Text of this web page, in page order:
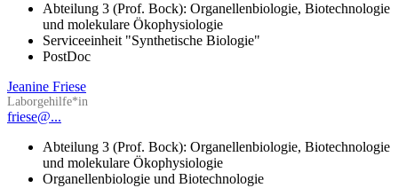
Abteilung 3 (Prof. Bock): Organellenbiologie, Biotechnologie
und molekulare Ökophysiologie
Serviceeinheit "Synthetische Biologie"
PostDoc
Jeanine Friese
Laborgehilfe*in
friese@...
Abteilung 3 (Prof. Bock): Organellenbiologie, Biotechnologie
und molekulare Ökophysiologie
Organellenbiologie und Biotechnologie